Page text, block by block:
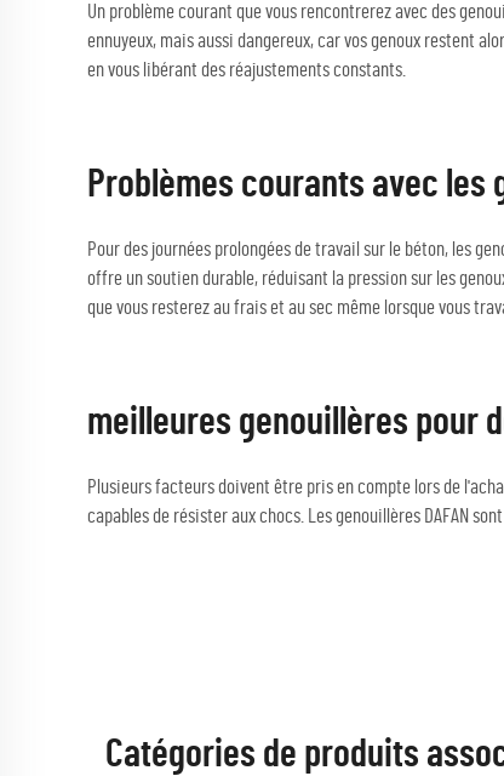
Un problème courant que vous rencontrerez avec des
ennuyeux, mais aussi dangereux, car vos genoux restent
en vous libérant des réajustements constants.
Problèmes courants avec
Pour des journées prolongées de travail sur le béton, les
offre un soutien durable, réduisant la pression sur les
que vous resterez au frais et au sec même lorsque vous
meilleures genouillères pour
Plusieurs facteurs doivent être pris en compte lors de
capables de résister aux chocs. Les genouillères DAFAN
Catégories de produits